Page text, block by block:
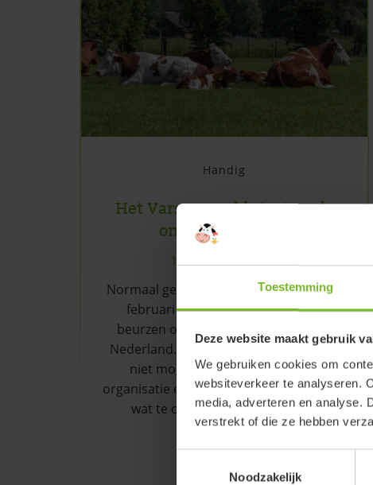
Toestemming
Deze website maakt gebruik
We gebruiken cookies om
websiteverkeer te analyseren.
media, adverteren en analyse.
verstrekt of die ze hebben
Noodzakelijk
Handig
Het Varsenerveld staat op de
online SVR Beurs
1 februari, 2022
Normaal gesproken kun je in januari en
februari rondstruinen op de SVR
beurzen op verschillende plekken in
Nederland. Dit jaar is dat logischerwijs
niet mogelijk, maar dat heeft de
organisatie er niet van weerhouden toch
wat te organiseren. Op de onl...
Lees verder